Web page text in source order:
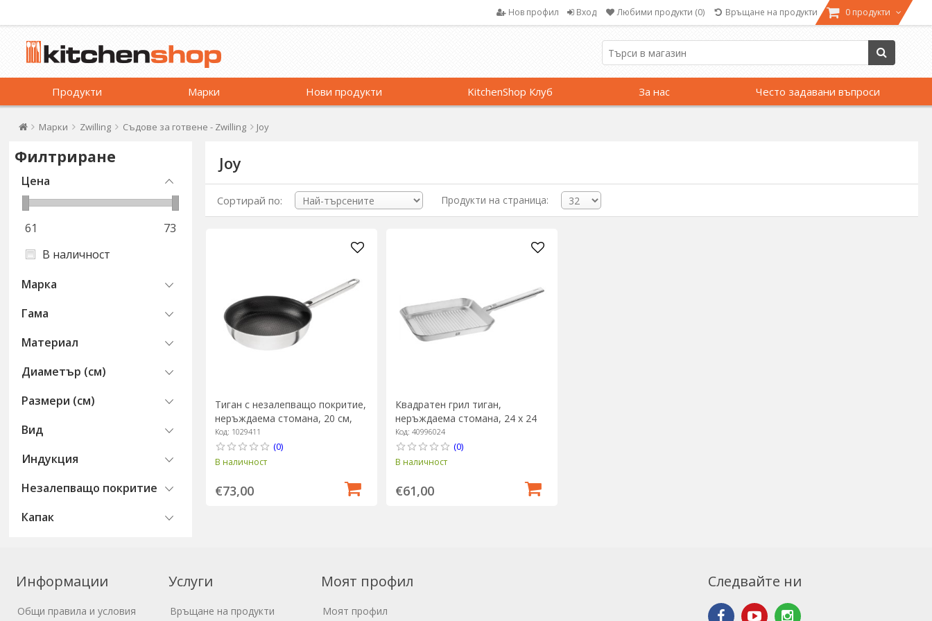
Нов профил Вход Любими продукти (0) Връщане на продукти 0 продукти
Продукти Марки Нови продукти KitchenShop Клуб За нас Често задавани въпроси
Марки Zwilling Съдове за готвене - Zwilling Joy
Филтриране
Цена
61
73
В наличност
Марка
Гама
Материал
Диаметър (см)
Размери (см)
Вид
Индукция
Незалепващо покритие
Капак
Joy
Сортирай по: Продукти на страница:
Тиган с незалепващо покритие,
неръждаема стомана, 20 см,
"Joy Plus" - Zwilling
Код: 1029411
(0)
В наличност
€73,00
Квадратен грил тиган,
неръждаема стомана, 24 х 24
см, "Joy Plus" - Zwilling
Код: 40996024
(0)
В наличност
€61,00
Информации
Общи правила и условия
Услуги
Връщане на продукти
Моят профил
Моят профил
Следвайте ни